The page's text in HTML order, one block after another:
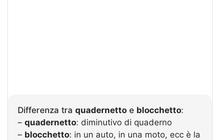
Differenza tra quadernetto e blocchetto:
– quadernetto: diminutivo di quaderno
– blocchetto: in un auto, in una moto, ecc è la